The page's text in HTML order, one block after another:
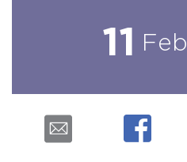
11 Feb